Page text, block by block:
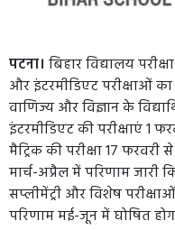
पटना। बिहार विद्यालय
और इंटरमीडिएट परीक्षाओं
वाणिज्य और विज्ञान के
इंटरमीडिएट की परीक्षाएं 1
मैट्रिक की परीक्षा 17
मार्च-अप्रैल में परिणाम
सप्लीमेंट्री और विशेष
परिणाम मई-जून में घोषित